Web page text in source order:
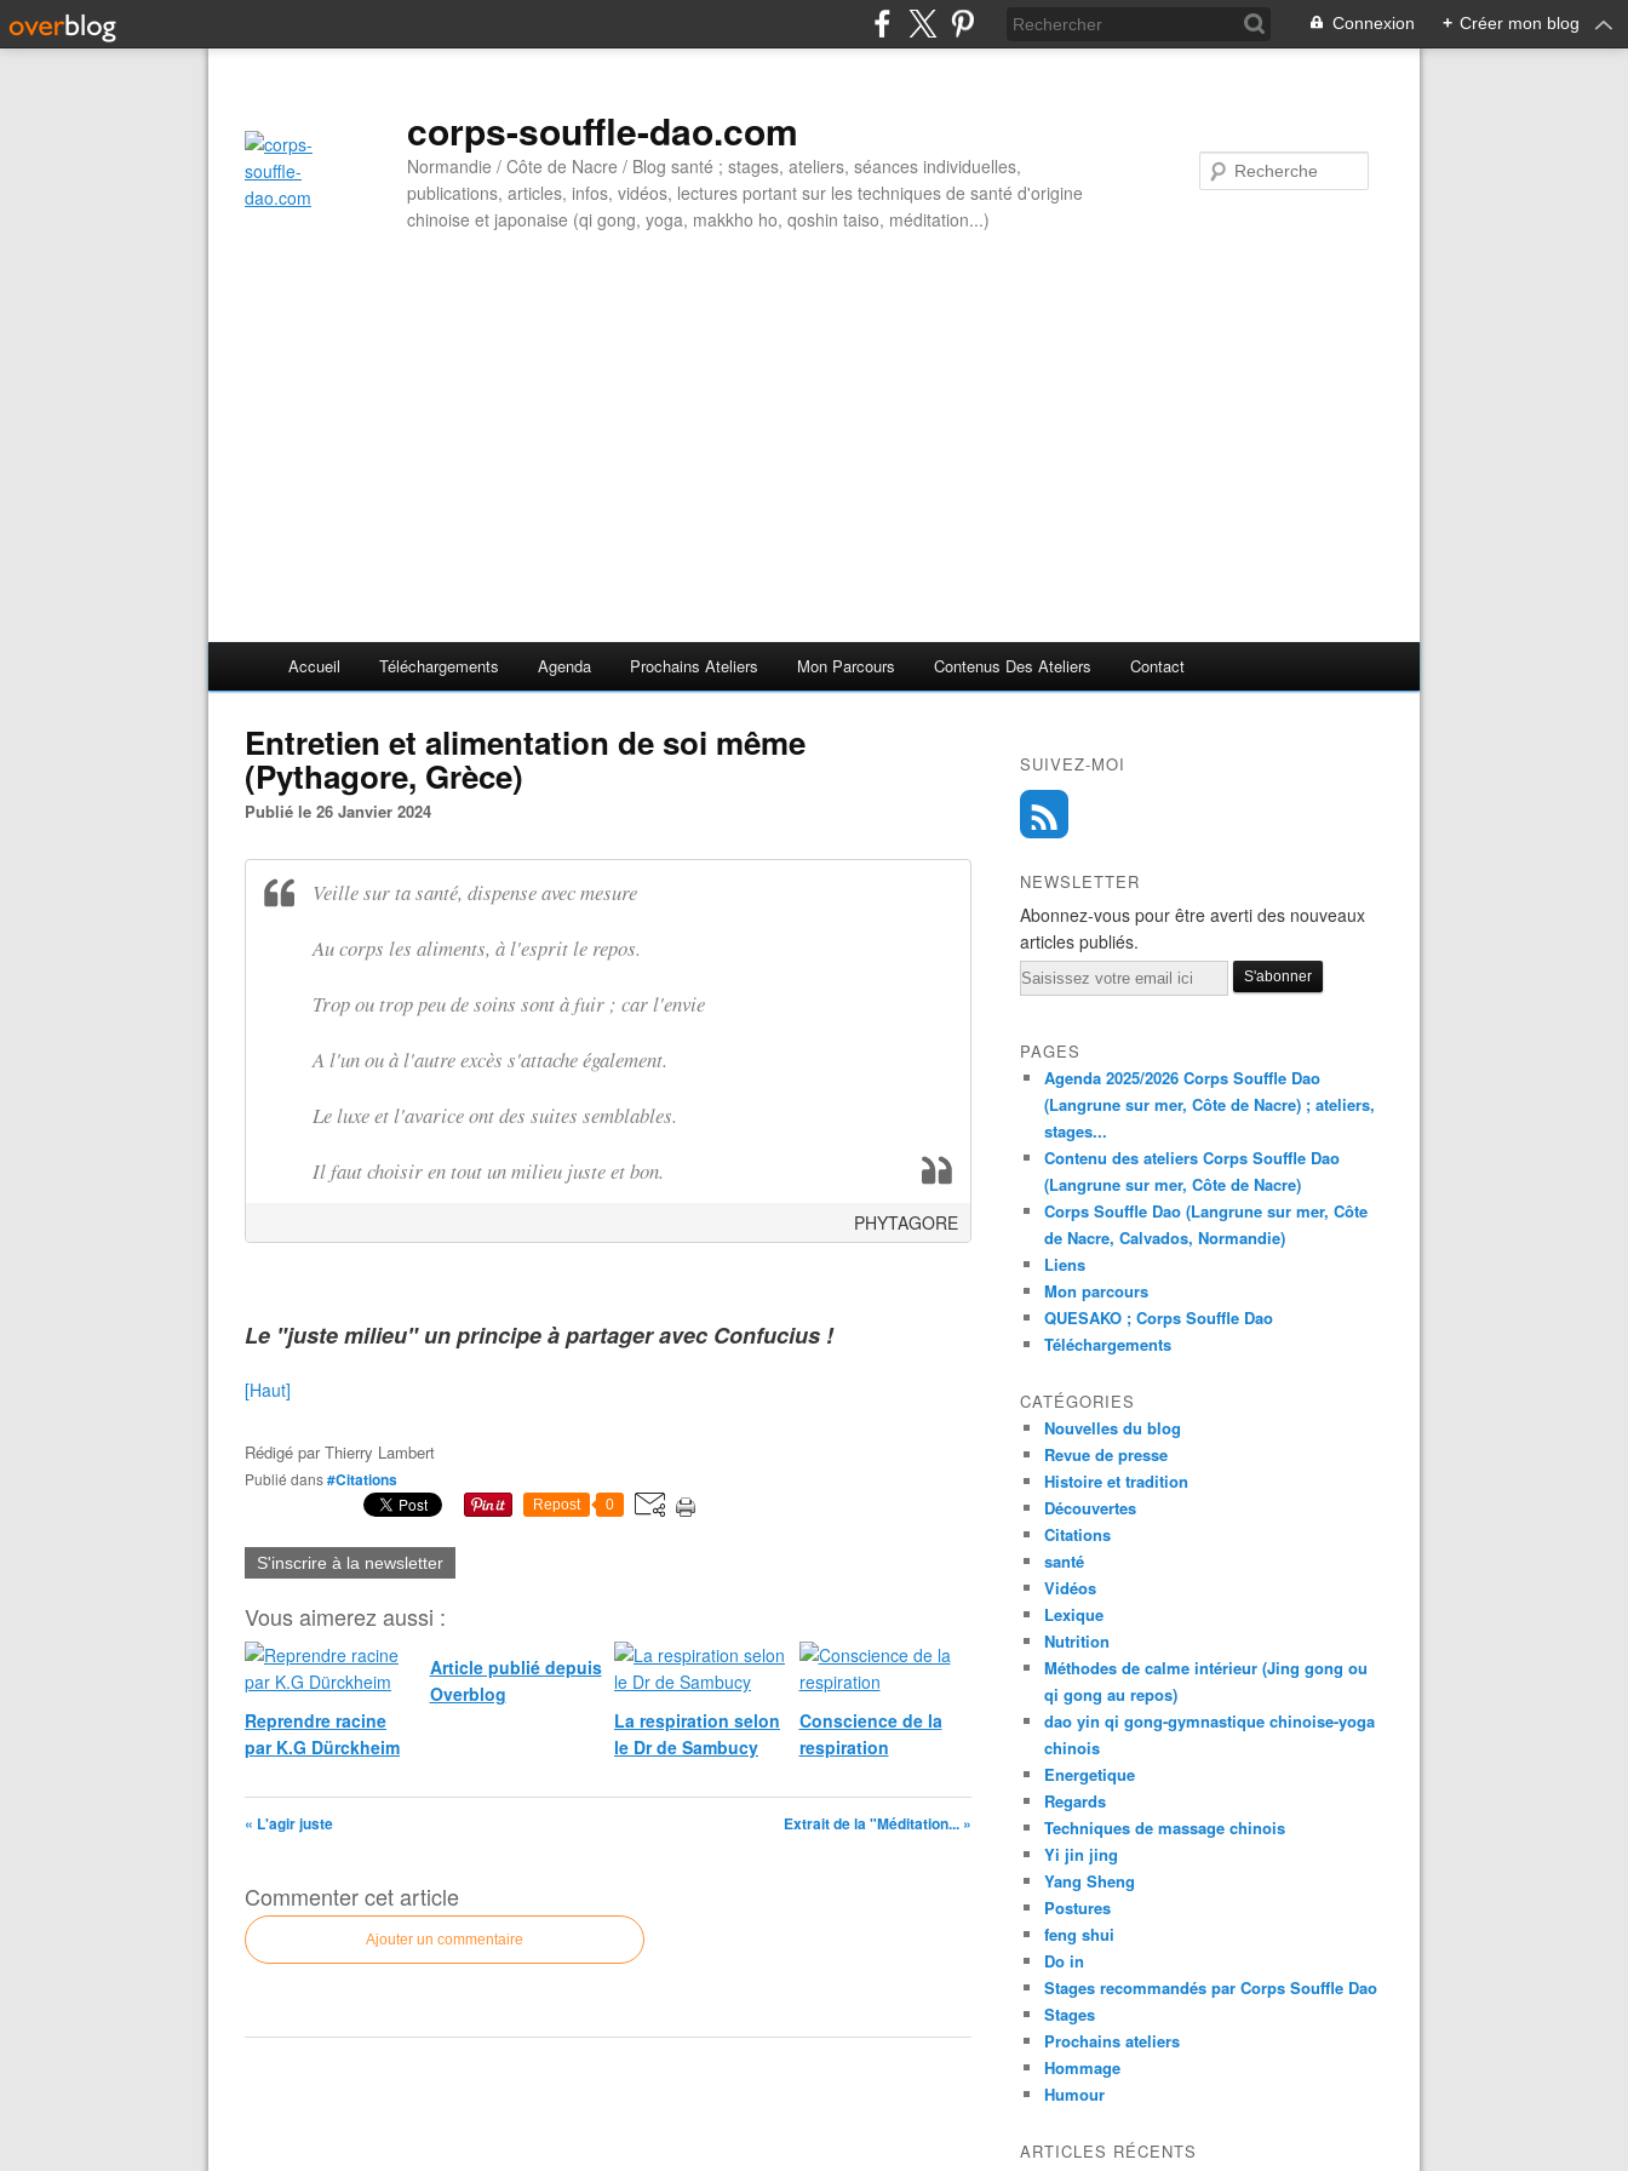
Connexion + Créer mon blog
corps-souffle-dao.com
Normandie / Côte de Nacre / Blog santé ; stages, ateliers, séances individuelles,
publications, articles, infos, vidéos, lectures portant sur les techniques de santé d'origine
chinoise et japonaise (qi gong, yoga, makkho ho, qoshin taiso, méditation...)
Accueil Téléchargements Agenda Prochains Ateliers Mon Parcours Contenus Des Ateliers Contact
Entretien et alimentation de soi même
(Pythagore, Grèce)
Publié le 26 Janvier 2024
Veille sur ta santé, dispense avec mesure
Au corps les aliments, à l'esprit le repos.
Trop ou trop peu de soins sont à fuir ; car l'envie
A l'un ou à l'autre excès s'attache également.
Le luxe et l'avarice ont des suites semblables.
Il faut choisir en tout un milieu juste et bon.
PHYTAGORE
Le "juste milieu" un principe à partager avec Confucius !
[Haut]
Rédigé parThierry Lambert
Publié dans#Citations
Repost 0
S'inscrire à la newsletter
Vous aimerez aussi :
Reprendre racine
par K.G Dürckheim
Article publié depuis
Overblog
La respiration selon
le Dr de Sambucy
Conscience de la
respiration
« L'agir juste Extrait de la "Méditation... »
Commenter cet article
Ajouter un commentaire
SUIVEZ-MOI
NEWSLETTER
Abonnez-vous pour être averti des nouveaux
articles publiés.
Email
PAGES
Agenda 2025/2026 Corps Souffle Dao
(Langrune sur mer, Côte de Nacre) ; ateliers,
stages...
Contenu des ateliers Corps Souffle Dao
(Langrune sur mer, Côte de Nacre)
Corps Souffle Dao (Langrune sur mer, Côte
de Nacre, Calvados, Normandie)
Liens
Mon parcours
QUESAKO ; Corps Souffle Dao
Téléchargements
CATÉGORIES
Nouvelles du blog
Revue de presse
Histoire et tradition
Découvertes
Citations
santé
Vidéos
Lexique
Nutrition
Méthodes de calme intérieur (Jing gong ou
qi gong au repos)
dao yin qi gong-gymnastique chinoise-yoga
chinois
Energetique
Regards
Techniques de massage chinois
Yi jin jing
Yang Sheng
Postures
feng shui
Do in
Stages recommandés par Corps Souffle Dao
Stages
Prochains ateliers
Hommage
Humour
ARTICLES RÉCENTS